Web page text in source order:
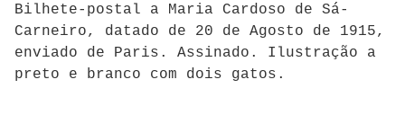
Bilhete-postal a Maria Cardoso de Sá-
Carneiro, datado de 20 de Agosto de 1915,
enviado de Paris. Assinado. Ilustração a
preto e branco com dois gatos.